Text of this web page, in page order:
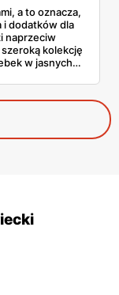
a to oznacza,
i dodatków dla
naprzeciw
kolekcję
w jasnych,